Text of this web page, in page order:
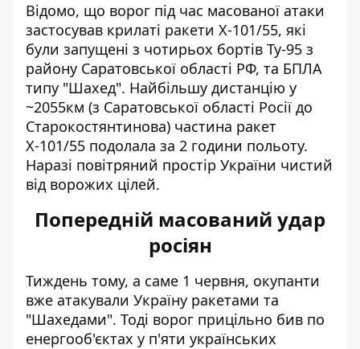
Відомо, що ворог під час масованої атаки
застосував крилаті ракети Х-101/55, які
були запущені з чотирьох бортів Ту-95 з
району Саратовської області РФ, та БПЛА
типу "Шахед". Найбільшу дистанцію у
~2055км (з Саратовської області Росії до
Старокостянтинова) частина ракет
Х-101/55 подолала за 2 години польоту.
Наразі повітряний простір України чистий
від ворожих цілей.
Попередній масований удар
росіян
Тиждень тому, а саме 1 червня, окупанти
вже атакували Україну ракетами та
"Шахедами". Тоді ворог прицільно бив по
енергооб'єктах у п'яти українських